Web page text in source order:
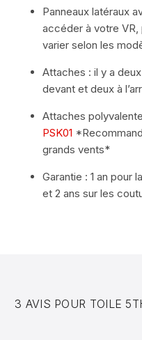
Panneaux latéraux
accéder à votre
varier selon les
Attaches : il y a
devant et deux à
Attaches
PSK01
grands vents*
Garantie : 1 an pour
et 2 ans sur les
3 AVIS POUR TOILE